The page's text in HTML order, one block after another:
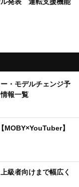
ル発表 運転支援機能
・モデルチェンジ予
報一覧
MOBY×YouTuber】
級者向けまで幅広く